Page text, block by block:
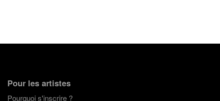
Pour les artistes
Pourquoi s'inscrire ?